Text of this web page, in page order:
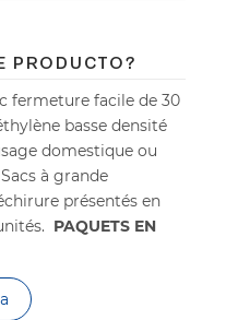
PRODUCTO?
fermeture facile de 30
basse densité
domestique ou
à grande
présentés en
PAQUETS EN